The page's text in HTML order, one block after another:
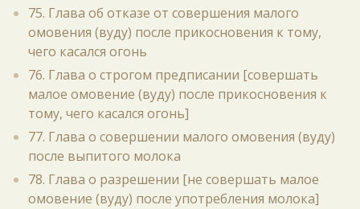
75. Глава об отказе от совершения малого
омовения (вуду) после прикосновения к тому,
чего касался огонь
76. Глава о строгом предписании [совершать
малое омовение (вуду) после прикосновения к
тому, чего касался огонь]
77. Глава о совершении малого омовения (вуду)
после выпитого молока
78. Глава о разрешении [не совершать малое
омовение (вуду) после употребления молока]